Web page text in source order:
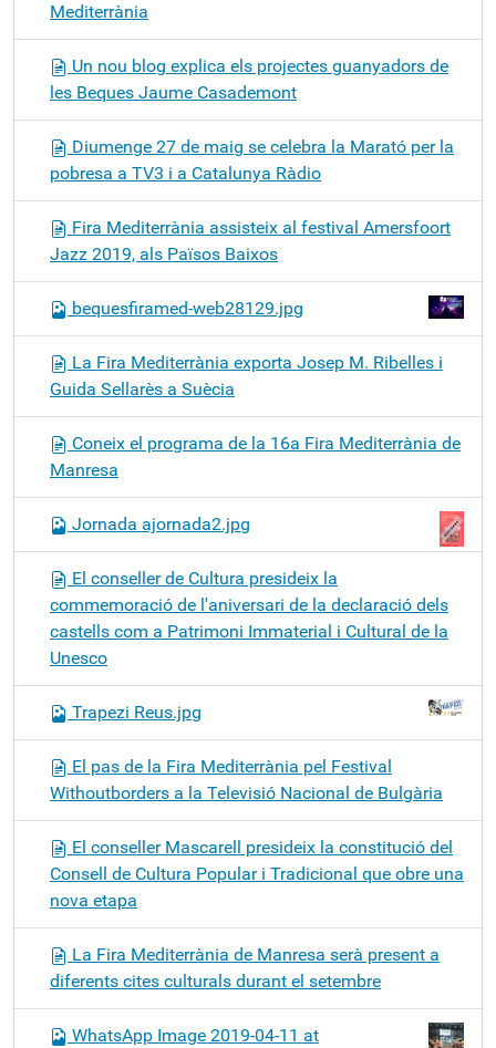
Mediterrània
Un nou blog explica els projectes guanyadors de
les Beques Jaume Casademont
Diumenge 27 de maig se celebra la Marató per la
pobresa a TV3 i a Catalunya Ràdio
Fira Mediterrània assisteix al festival Amersfoort
Jazz 2019, als Països Baixos
bequesfiramed-web28129.jpg
La Fira Mediterrània exporta Josep M. Ribelles i
Guida Sellarès a Suècia
Coneix el programa de la 16a Fira Mediterrània de
Manresa
Jornada ajornada2.jpg
El conseller de Cultura presideix la
commemoració de l'aniversari de la declaració dels
castells com a Patrimoni Immaterial i Cultural de la
Unesco
Trapezi Reus.jpg
El pas de la Fira Mediterrània pel Festival
Withoutborders a la Televisió Nacional de Bulgària
El conseller Mascarell presideix la constitució del
Consell de Cultura Popular i Tradicional que obre una
nova etapa
La Fira Mediterrània de Manresa serà present a
diferents cites culturals durant el setembre
WhatsApp Image 2019-04-11 at